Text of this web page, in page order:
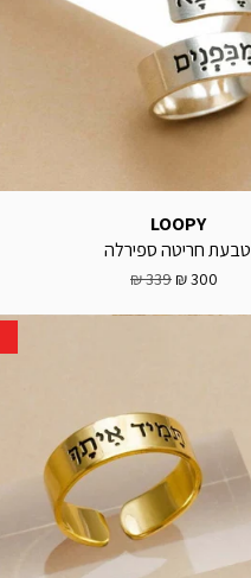
LOOPY
טבעת חריטה ספירלה
300 ₪
339 ₪